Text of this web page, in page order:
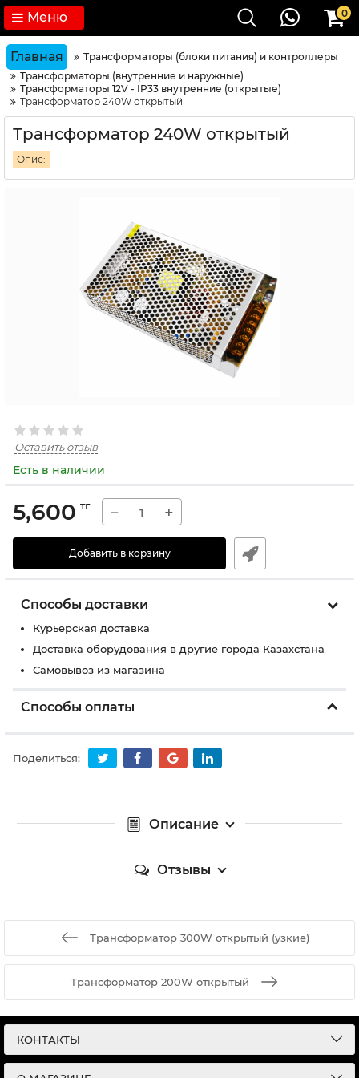
Меню 0
Главная
Трансформаторы (блоки питания) и контроллеры
Трансформаторы (внутренние и наружные)
Трансформаторы 12V - IP33 внутренние (открытые)
Трансформатор 240W открытый
Трансформатор 240W открытый
Опис:
Оставить отзыв
Есть в наличии
5,600 тг − +
Добавить в корзину
Способы доставки
Курьерская доставка
Доставка оборудования в другие города Казахстана
Самовывоз из магазина
Способы оплаты
Поделиться:
Описание
Отзывы
Трансформатор 300W открытый (узкие)
Трансформатор 200W открытый
КОНТАКТЫ